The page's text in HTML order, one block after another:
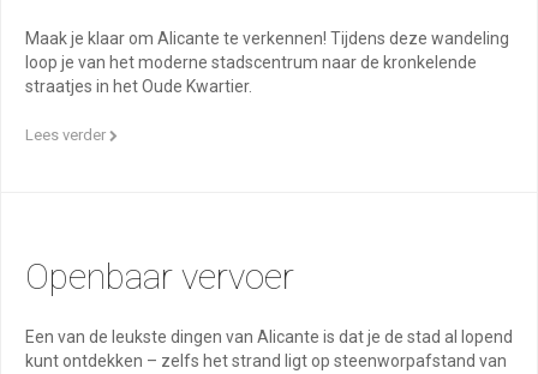
Maak je klaar om Alicante te verkennen! Tijdens deze wandeling
loop je van het moderne stadscentrum naar de kronkelende
straatjes in het Oude Kwartier.
Lees verder
Openbaar vervoer
Een van de leukste dingen van Alicante is dat je de stad al lopend
kunt ontdekken – zelfs het strand ligt op steenworpafstand van